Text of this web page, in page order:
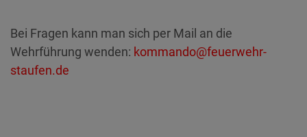
Bei Fragen kann man sich per Mail an die
Wehrführung wenden: kommando@feuerwehr-
staufen.de